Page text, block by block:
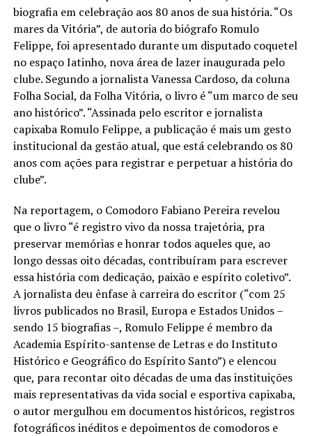
biografia em celebração aos 80 anos de sua história. “Os
mares da Vitória”, de autoria do biógrafo Romulo
Felippe, foi apresentado durante um disputado coquetel
no espaço Iatinho, nova área de lazer inaugurada pelo
clube. Segundo a jornalista Vanessa Cardoso, da coluna
Folha Social, da Folha Vitória, o livro é “um marco de seu
ano histórico”. “Assinada pelo escritor e jornalista
capixaba Romulo Felippe, a publicação é mais um gesto
institucional da gestão atual, que está celebrando os 80
anos com ações para registrar e perpetuar a história do
clube”.
Na reportagem, o Comodoro Fabiano Pereira revelou
que o livro “é registro vivo da nossa trajetória, pra
preservar memórias e honrar todos aqueles que, ao
longo dessas oito décadas, contribuíram para escrever
essa história com dedicação, paixão e espírito coletivo”.
A jornalista deu ênfase à carreira do escritor (“com 25
livros publicados no Brasil, Europa e Estados Unidos –
sendo 15 biografias –, Romulo Felippe é membro da
Academia Espírito-santense de Letras e do Instituto
Histórico e Geográfico do Espírito Santo”) e elencou
que, para recontar oito décadas de uma das instituições
mais representativas da vida social e esportiva capixaba,
o autor mergulhou em documentos históricos, registros
fotográficos inéditos e depoimentos de comodoros e